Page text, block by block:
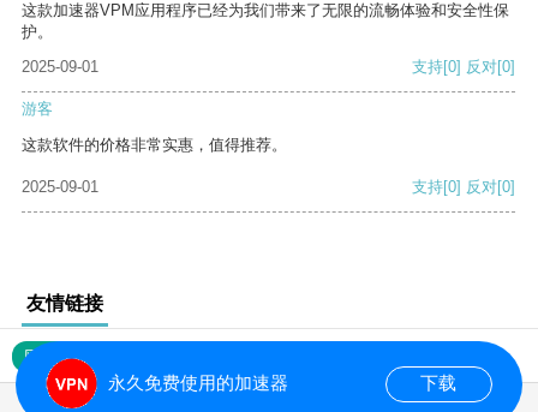
这款加速器VPM应用程序已经为我们带来了无限的流畅体验和安全性保
护。
2025-09-01
支持[0] 反对[0]
游客
这款软件的价格非常实惠，值得推荐。
2025-09-01 支持[0] 反对[0]
友情链接
网站地图
永久免费使用的加速器 下载